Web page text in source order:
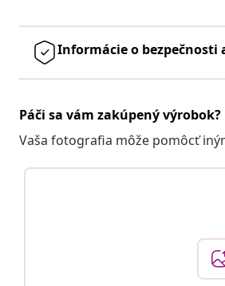
Informácie o bezpečnosti
Páči sa vám zakúpený
Vaša fotografia môže pomôcť